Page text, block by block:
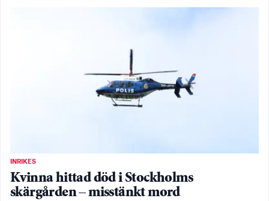
INRIKES
Kvinna hittad död i Stockholms
skärgården – misstänkt mord